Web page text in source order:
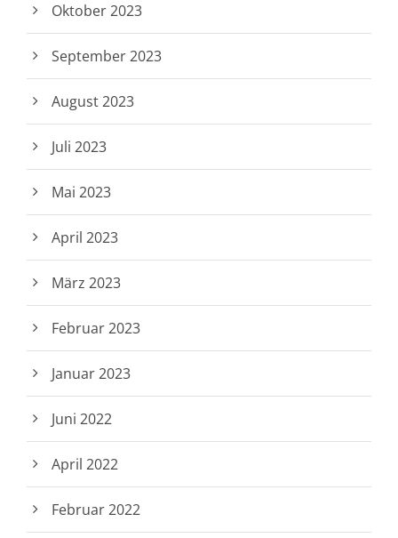
Oktober 2023
September 2023
August 2023
Juli 2023
Mai 2023
April 2023
März 2023
Februar 2023
Januar 2023
Juni 2022
April 2022
Februar 2022